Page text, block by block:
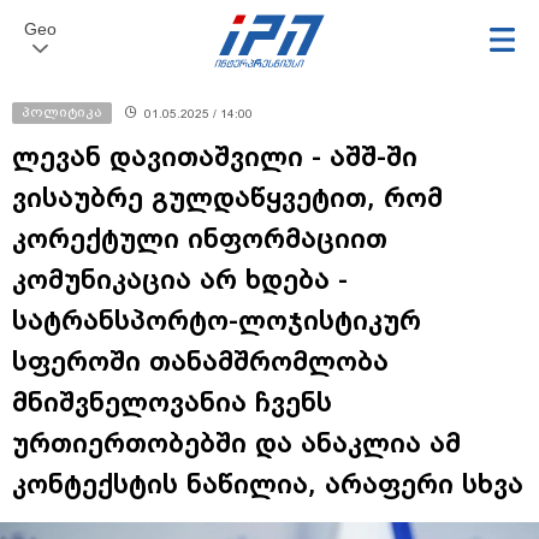
Geo
პოლიტიკა 01.05.2025 / 14:00
ლევან დავითაშვილი - აშშ-ში
ვისაუბრე გულდაწყვეტით, რომ
კორექტული ინფორმაციით
კომუნიკაცია არ ხდება -
სატრანსპორტო-ლოჯისტიკურ
სფეროში თანამშრომლობა
მნიშვნელოვანია ჩვენს
ურთიერთობებში და ანაკლია ამ
კონტექსტის ნაწილია, არაფერი სხვა